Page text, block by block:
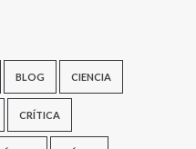
BLOG CIENCIA
CRÍTICA